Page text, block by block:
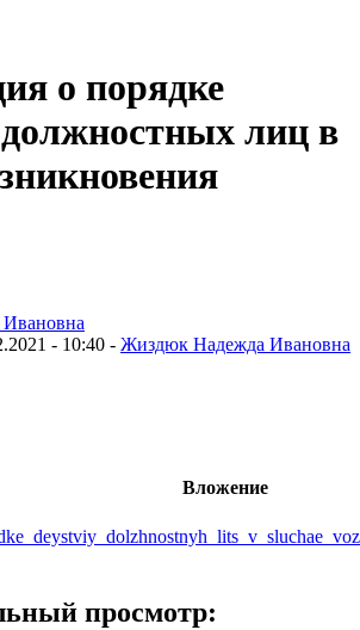
о порядке
лиц в
- 10:40 - Жиздюк Надежда Ивановна
Вложение
просмотр: